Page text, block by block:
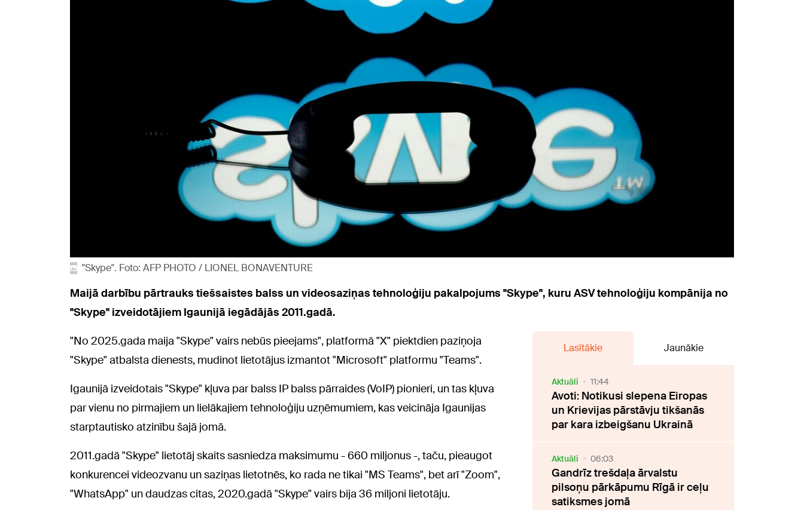
"Skype". Foto: AFP PHOTO / LIONEL BONAVENTURE
Maijā darbību pārtrauks tiešsaistes balss un videosaziņas tehnoloģiju pakalpojums "Skype", kuru ASV tehnoloģiju kompānija no
"Skype" izveidotājiem Igaunijā iegādājās 2011.gadā.
"No 2025.gada maija "Skype" vairs nebūs pieejams", platformā "X" piektdien paziņoja
"Skype" atbalsta dienests, mudinot lietotājus izmantot "Microsoft" platformu "Teams".
Igaunijā izveidotais "Skype" kļuva par balss IP balss pārraides (VoIP) pionieri, un tas kļuva
par vienu no pirmajiem un lielākajiem tehnoloģiju uzņēmumiem, kas veicināja Igaunijas
starptautisko atzinību šajā jomā.
2011.gadā "Skype" lietotāj skaits sasniedza maksimumu - 660 miljonus -, taču, pieaugot
konkurencei videozvanu un saziņas lietotnēs, ko rada ne tikai "MS Teams", bet arī "Zoom",
"WhatsApp" un daudzas citas, 2020.gadā "Skype" vairs bija 36 miljoni lietotāju.
Lasītākie Jaunākie
Aktuāli 11:44
Avoti: Notikusi slepena Eiropas
un Krievijas pārstāvju tikšanās
par kara izbeigšanu Ukrainā
Aktuāli 06:03
Gandrīz trešdaļa ārvalstu
pilsoņu pārkāpumu Rīgā ir ceļu
satiksmes jomā